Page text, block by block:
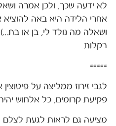
לא ידעה שכך, ולכן אמרה
אחרי הלידה היא באה
ושאלה מה נולד לי, בן או
בקלות
=====
לגבי זירוז ממליצה על
פקיעת קרומים, כל אלחוש
מציעה גם לראות לגעת